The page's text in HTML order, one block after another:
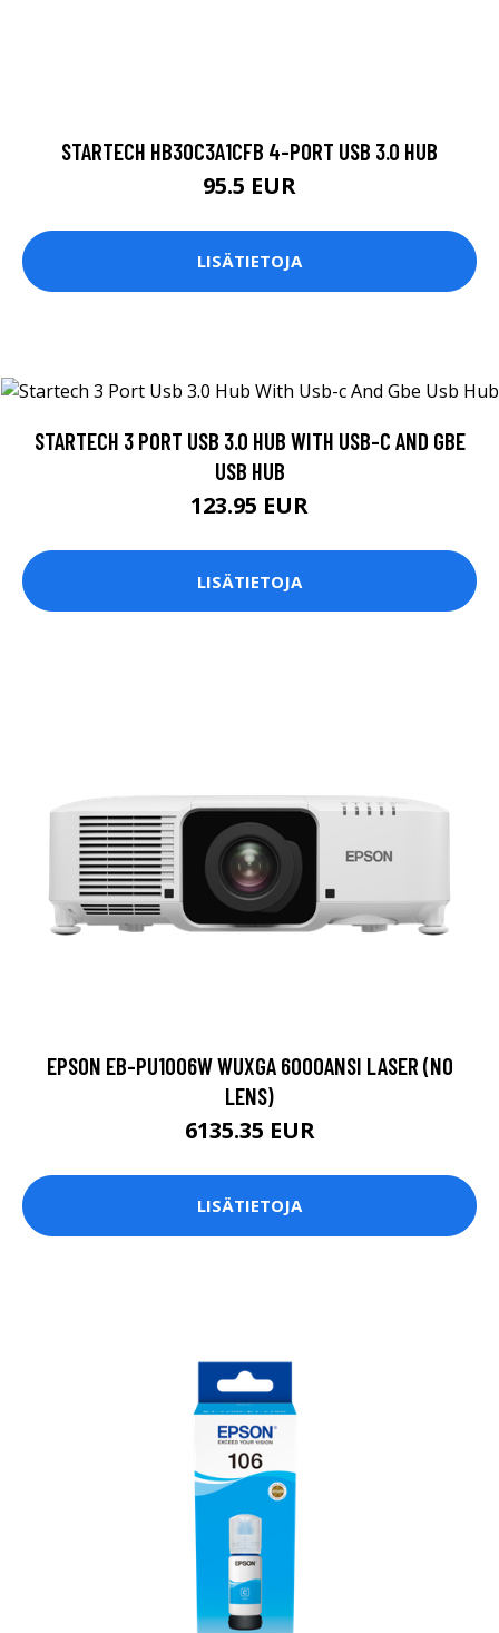
STARTECH HB30C3A1CFB 4-PORT USB 3.0 HUB
95.5 EUR
LISÄTIETOJA
STARTECH 3 PORT USB 3.0 HUB WITH USB-C AND GBE
USB HUB
123.95 EUR
LISÄTIETOJA
EPSON EB-PU1006W WUXGA 6000ANSI LASER (NO
LENS)
6135.35 EUR
LISÄTIETOJA